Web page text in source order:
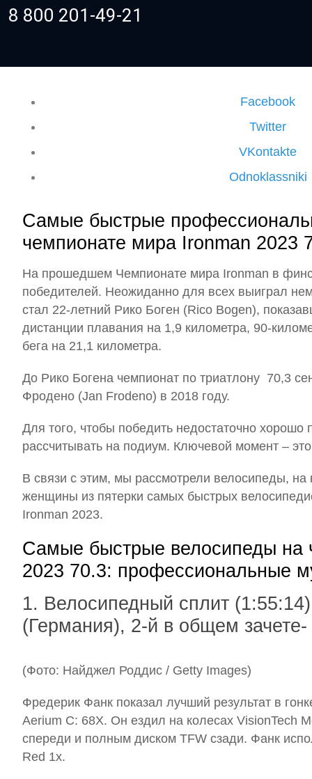
8 800 201-49-21
Facebook
Twitter
VKontakte
Odnoklassniki
Самые быстрые
чемпионате мира Ironman 2023
На прошедшем Чемпионате мира Ironman в
победителей. Неожиданно для всех выиграл
стал 22-летний Рико Боген (Rico Bogen),
дистанции плавания на 1,9 километра, 90-
бега на 21,1 километра.
До Рико Богена чемпионат по триатлону 70,3
Фродено (Jan Frodeno) в 2018 году.
Для того, чтобы победить недостаточно хорошо
рассчитывать на подиум. Ключевой момент –
В связи с этим, мы рассмотрели велосипеды,
женщины из пятерки самых быстрых
Ironman 2023.
Самые быстрые велосипеды на
2023 70.3: профессиональные
1. Велосипедный сплит
(Германия), 2-й в общем
(Фото: Найджел Роддис / Getty Images)
Фредерик Фанк показал лучший результат в
Aerium C: 68X. Он ездил на колесах VisionTech
спереди и полным диском TFW сзади. Фанк
Red 1x.